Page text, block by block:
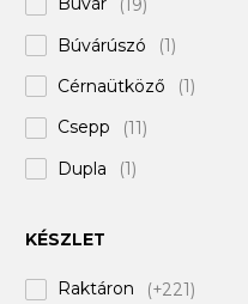
Kamasaki
Kolpo (5)
M-Team (57)
Maver
(25)
Middy
(1)
Pezon & Michel
Búvár
(19)
Búvárúszó
(1)
Cérnaütköző
(1)
Csepp
(11)
Dupla
(1)
Etetőkosaras
Folyóvízi
(3)
KÉSZLET
Raktáron
(+221)